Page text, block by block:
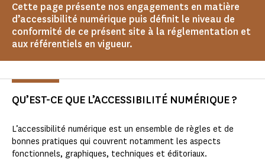
Cette page présente nos engagements en matière
d’accessibilité numérique puis définit le niveau de
conformité de ce présent site à la réglementation et
aux référentiels en vigueur.
QU’EST-CE QUE L’ACCESSIBILITÉ NUMÉRIQUE ?
L’accessibilité numérique est un ensemble de règles et de
bonnes pratiques qui couvrent notamment les aspects
fonctionnels, graphiques, techniques et éditoriaux.